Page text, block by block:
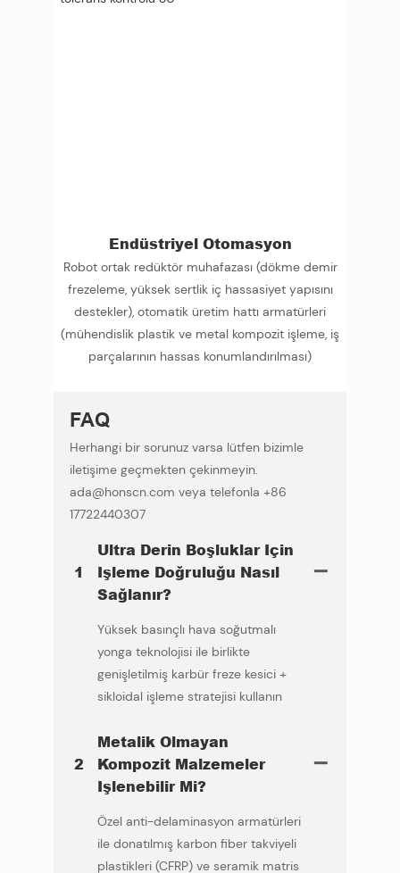
Endüstriyel Otomasyon
Robot ortak redüktör muhafazası (dökme demir
frezeleme, yüksek sertlik iç hassasiyet yapısını
destekler), otomatik üretim hattı armatürleri
(mühendislik plastik ve metal kompozit işleme, iş
parçalarının hassas konumlandırılması)
FAQ
Herhangi bir sorunuz varsa lütfen bizimle
iletişime geçmekten çekinmeyin.
ada@honscn.com veya telefonla +86
17722440307
1
Ultra Derin Boşluklar Için
Işleme Doğruluğu Nasıl
Sağlanır?
Yüksek basınçlı hava soğutmalı
yonga teknolojisi ile birlikte
genişletilmiş karbür freze kesici +
sikloidal işleme stratejisi kullanın
2
Metalik Olmayan
Kompozit Malzemeler
Işlenebilir Mi?
Özel anti-delaminasyon armatürleri
ile donatılmış karbon fiber takviyeli
plastikleri (CFRP) ve seramik matris